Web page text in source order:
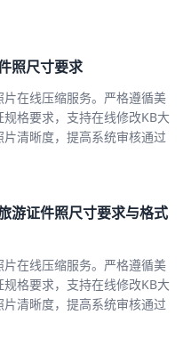
照尺寸要求
在线压缩服务。严格遵循美
格要求，支持在线修改KB大
清晰度，提高系统审核通过
游证件照尺寸要求与格式
在线压缩服务。严格遵循美
格要求，支持在线修改KB大
清晰度，提高系统审核通过